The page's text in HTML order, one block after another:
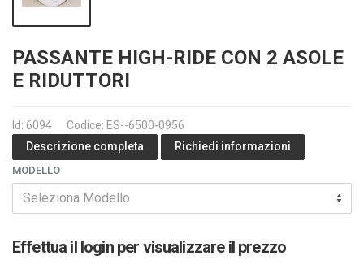
PASSANTE HIGH-RIDE CON 2 ASOLE
E RIDUTTORI
Id: 6094
Codice: ES--6500-0956
Descrizione completa
Richiedi informazioni
MODELLO
Seleziona Modello
Effettua il login per visualizzare il prezzo